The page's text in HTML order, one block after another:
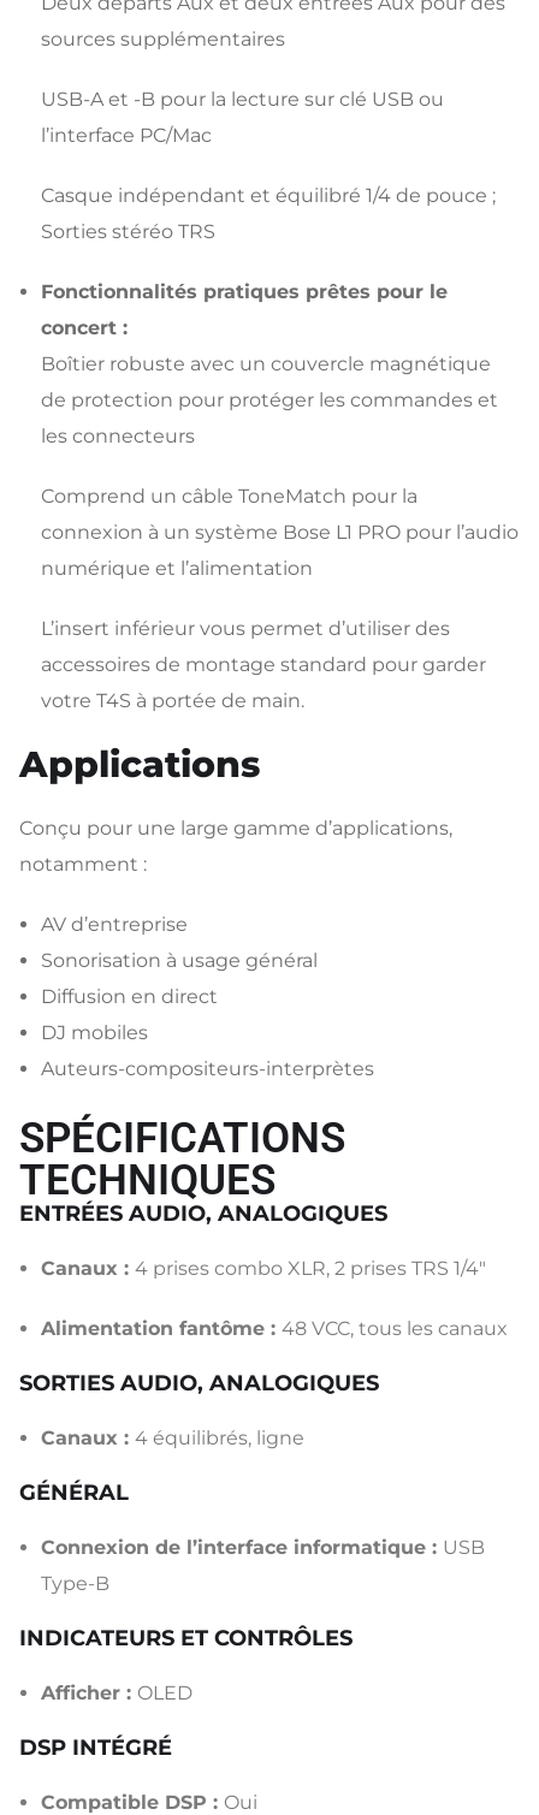
sources supplémentaires
USB-A et -B pour la lecture sur clé USB ou
l’interface PC/Mac
Casque indépendant et équilibré 1/4 de pouce ;
Sorties stéréo TRS
Fonctionnalités pratiques prêtes pour le
concert :
Boîtier robuste avec un couvercle magnétique
de protection pour protéger les commandes et
les connecteurs
Comprend un câble ToneMatch pour la
connexion à un système Bose L1 PRO pour l’audio
numérique et l’alimentation
L’insert inférieur vous permet d’utiliser des
accessoires de montage standard pour garder
votre T4S à portée de main.
Applications
Conçu pour une large gamme d’applications,
notamment :
AV d’entreprise
Sonorisation à usage général
Diffusion en direct
DJ mobiles
Auteurs-compositeurs-interprètes
SPÉCIFICATIONS
TECHNIQUES
ENTRÉES AUDIO, ANALOGIQUES
Canaux : 4 prises combo XLR, 2 prises TRS 1/4″
Alimentation fantôme : 48 VCC, tous les canaux
SORTIES AUDIO, ANALOGIQUES
Canaux : 4 équilibrés, ligne
GÉNÉRAL
Connexion de l’interface informatique : USB
Type-B
INDICATEURS ET CONTRÔLES
Afficher : OLED
DSP INTÉGRÉ
Compatible DSP : Oui